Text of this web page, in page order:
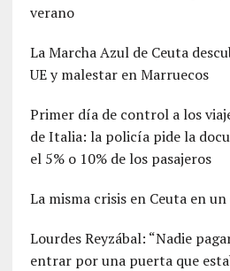
verano
La Marcha Azul de Ceuta
UE y malestar en Marruecos
Primer día de control a los
de Italia: la policía pide la
el 5% o 10% de los pasajeros
La misma crisis en Ceuta en
Lourdes Reyzábal: “Nadie
entrar por una puerta que